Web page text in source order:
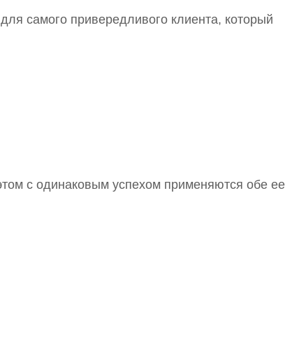
самого привередливого клиента, который
с одинаковым успехом применяются обе ее